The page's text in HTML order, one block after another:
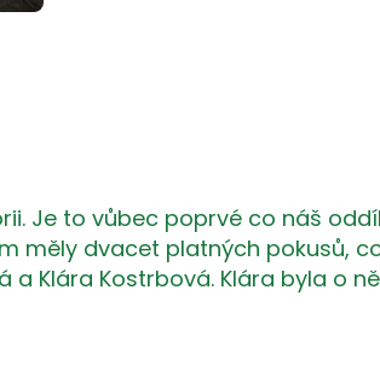
Je to vůbec poprvé co náš
měly dvacet platných pokusů,
Klára Kostrbová. Klára byla o